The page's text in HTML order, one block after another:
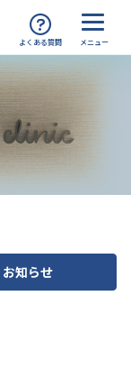
お知らせ